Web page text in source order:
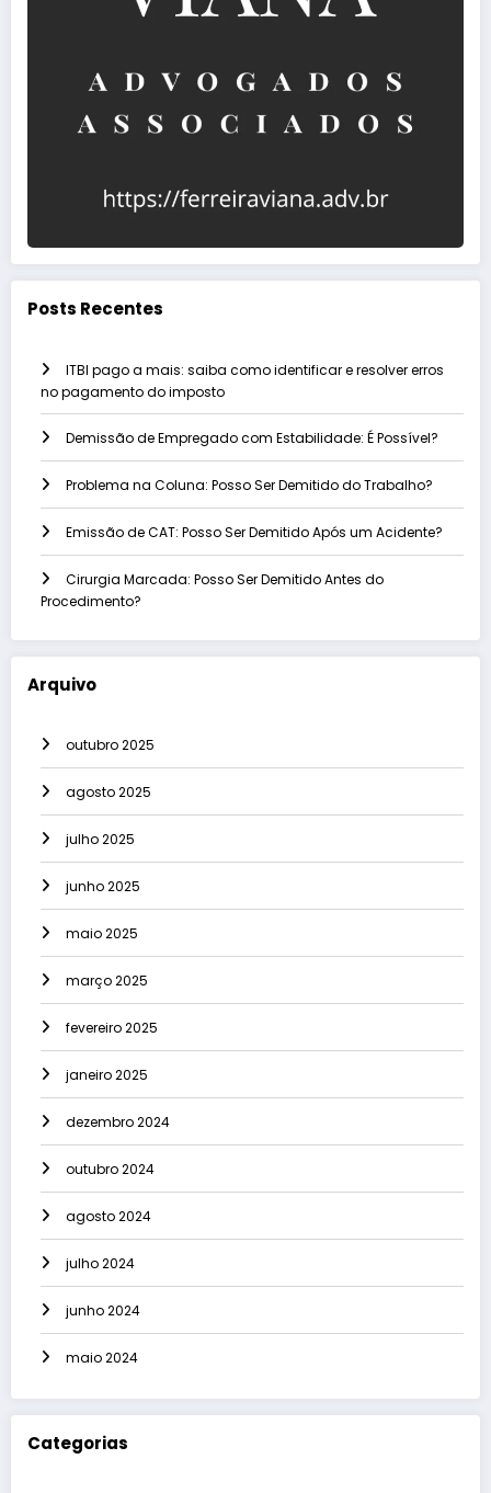
Posts Recentes
ITBI pago a mais: saiba como identificar e resolver erros
no pagamento do imposto
Demissão de Empregado com Estabilidade: É Possível?
Problema na Coluna: Posso Ser Demitido do Trabalho?
Emissão de CAT: Posso Ser Demitido Após um Acidente?
Cirurgia Marcada: Posso Ser Demitido Antes do
Procedimento?
Arquivo
outubro 2025
agosto 2025
julho 2025
junho 2025
maio 2025
março 2025
fevereiro 2025
janeiro 2025
dezembro 2024
outubro 2024
agosto 2024
julho 2024
junho 2024
maio 2024
Categorias